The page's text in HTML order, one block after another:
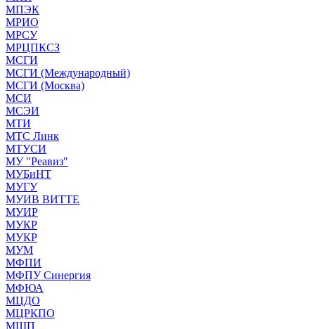
МПЭК
МРИО
МРСУ
МРЦПКСЗ
МСГИ
МСГИ (Международный)
МСГИ (Москва)
МСИ
МСЭИ
МТИ
МТС Линк
МТУСИ
МУ "Реавиз"
МУБиНТ
МУГУ
МУИВ ВИТТЕ
МУИР
МУКР
МУКР
МУМ
МФПИ
МФПУ Синергия
МФЮА
МЦДО
МЦРКПО
МШП